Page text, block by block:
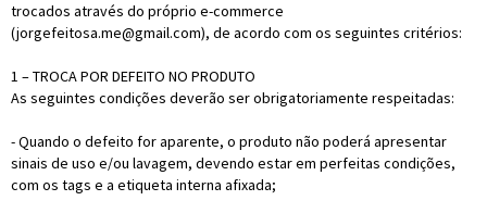
trocados através do próprio e-commerce
(jorgefeitosa.me@gmail.com), de acordo com os seguintes critérios:
1 – TROCA POR DEFEITO NO PRODUTO
As seguintes condições deverão ser obrigatoriamente respeitadas:
- Quando o defeito for aparente, o produto não poderá apresentar
sinais de uso e/ou lavagem, devendo estar em perfeitas condições,
com os tags e a etiqueta interna afixada;